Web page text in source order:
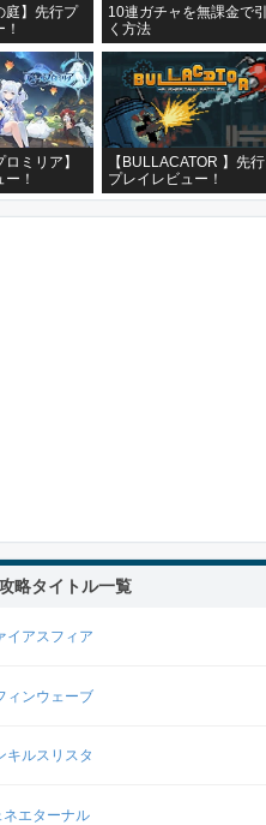
庭】先行プ
10連ガチャを無課金で引
く方法
ロミリア】
！
【BULLACATOR 】先行
プレイレビュー！
略タイトル一覧
イアスフィア
ィンウェーブ
キルスリスタ
ネエターナル